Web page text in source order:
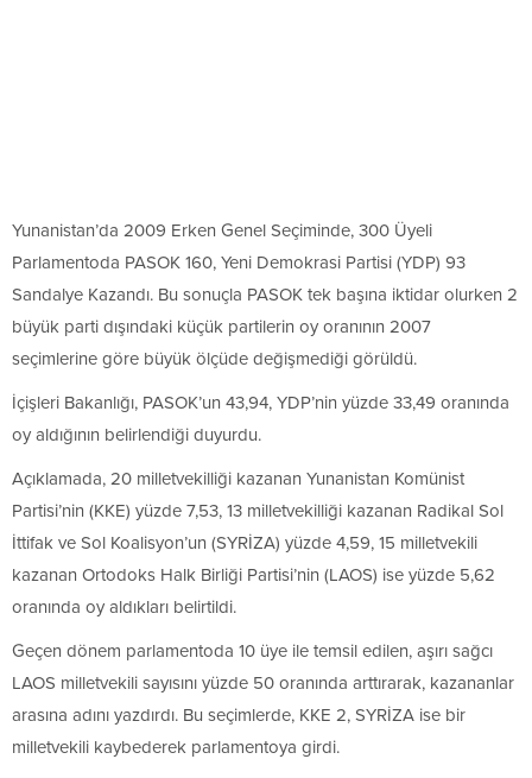
Yunanistan’da 2009 Erken Genel Seçiminde, 300 Üyeli
Parlamentoda PASOK 160, Yeni Demokrasi Partisi (YDP) 93
Sandalye Kazandı. Bu sonuçla PASOK tek başına iktidar olurken 2
büyük parti dışındaki küçük partilerin oy oranının 2007
seçimlerine göre büyük ölçüde değişmediği görüldü.
İçişleri Bakanlığı, PASOK’un 43,94, YDP’nin yüzde 33,49 oranında
oy aldığının belirlendiği duyurdu.
Açıklamada, 20 milletvekilliği kazanan Yunanistan Komünist
Partisi’nin (KKE) yüzde 7,53, 13 milletvekilliği kazanan Radikal Sol
İttifak ve Sol Koalisyon’un (SYRİZA) yüzde 4,59, 15 milletvekili
kazanan Ortodoks Halk Birliği Partisi’nin (LAOS) ise yüzde 5,62
oranında oy aldıkları belirtildi.
Geçen dönem parlamentoda 10 üye ile temsil edilen, aşırı sağcı
LAOS milletvekili sayısını yüzde 50 oranında arttırarak, kazananlar
arasına adını yazdırdı. Bu seçimlerde, KKE 2, SYRİZA ise bir
milletvekili kaybederek parlamentoya girdi.